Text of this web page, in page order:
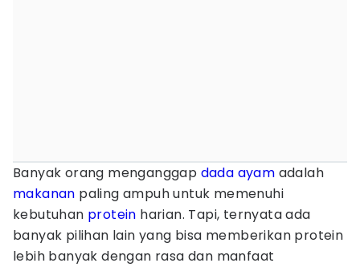
Banyak orang menganggap dada ayam adalah
makanan paling ampuh untuk memenuhi
kebutuhan protein harian. Tapi, ternyata ada
banyak pilihan lain yang bisa memberikan protein
lebih banyak dengan rasa dan manfaat